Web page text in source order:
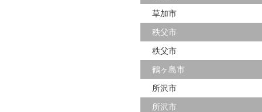
草加市
秩父市
秩父市
鶴ヶ島市
所沢市
所沢市